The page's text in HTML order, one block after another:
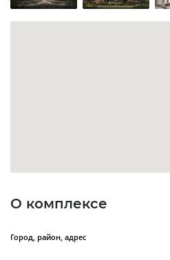
О комплексе
Город, район, адрес